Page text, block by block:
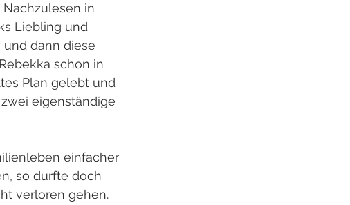
in
Liebling und
und dann diese
schon in
Plan gelebt und
eigenständige
einfacher
so durfte doch
verloren gehen.